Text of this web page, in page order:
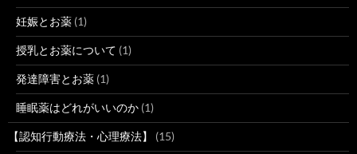
妊娠とお薬 (1)
授乳とお薬について (1)
発達障害とお薬 (1)
睡眠薬はどれがいいのか (1)
【認知行動療法・心理療法】 (15)